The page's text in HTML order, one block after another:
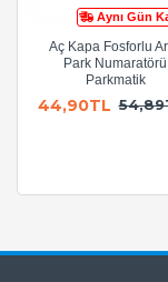
Aynı Gün
Aç Kapa Fosforlu
Park Numaratörü
Parkmatik
44,90TL